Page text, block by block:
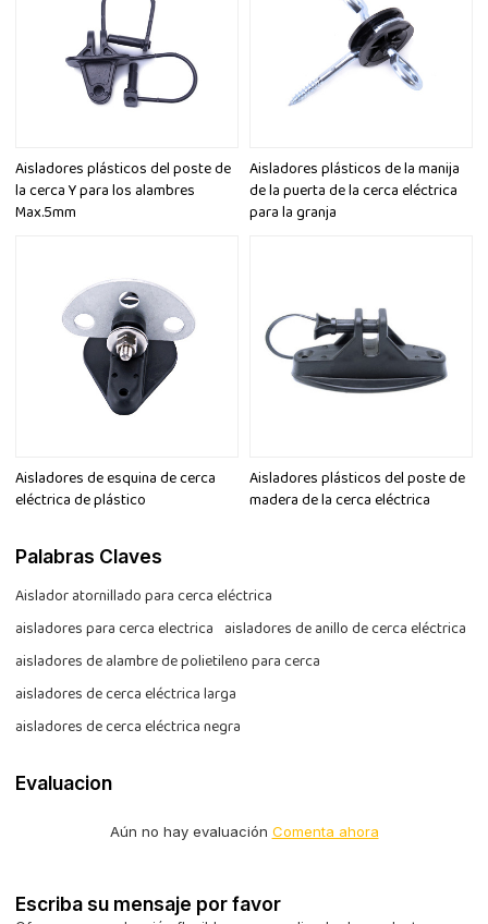
Aisladores plásticos del poste de
la cerca Y para los alambres
Max.5mm
Aisladores plásticos de la manija
de la puerta de la cerca eléctrica
para la granja
Aisladores de esquina de cerca
eléctrica de plástico
Aisladores plásticos del poste de
madera de la cerca eléctrica
Palabras Claves
Aislador atornillado para cerca eléctrica
aisladores para cerca electrica aisladores de anillo de cerca eléctrica
aisladores de alambre de polietileno para cerca
aisladores de cerca eléctrica larga
aisladores de cerca eléctrica negra
Evaluacion
Aún no hay evaluación Comenta ahora
Escriba su mensaje por favor